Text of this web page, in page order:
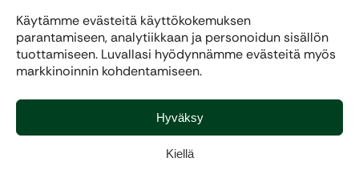
Käytämme evästeitä käyttökokemuksen
parantamiseen, analytiikkaan ja personoidun sisällön
tuottamiseen. Luvallasi hyödynnämme evästeitä myös
markkinoinnin kohdentamiseen.
Hyväksy
Kiellä
Liitto
Kilpagolf